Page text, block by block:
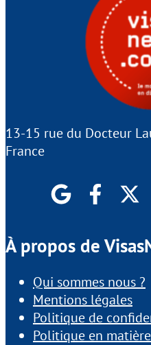
13-15 rue du Docteur
France
À propos de
Qui sommes nous ?
Mentions légales
Politique de
Politique en